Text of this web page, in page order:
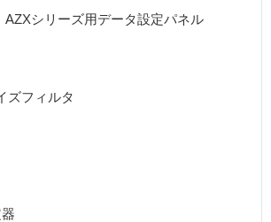
AZXシリーズ用データ設定パネル
ズフィルタ